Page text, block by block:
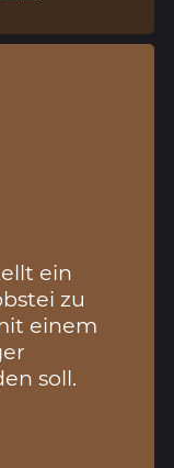
ein
zu
einem
soll.